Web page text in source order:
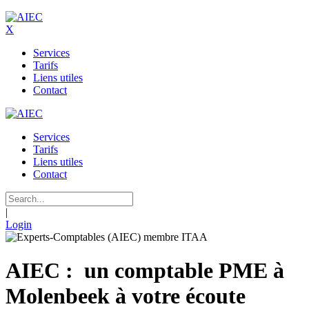
X
Services
Tarifs
Liens utiles
Contact
Services
Tarifs
Liens utiles
Contact
|
Login
AIEC : un comptable PME à
Molenbeek à votre écoute